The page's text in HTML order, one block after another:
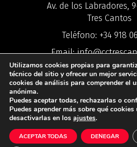
Av. de los Labradores,
Tres Cantos
Teléfono: +34 918
Email:
©2025
Comercial Ciudad Tres
Política de PrivacidadI
Utilizamos cookies propias para
técnico del sitio y ofrecer un mejor
cookies de análisis para comprender el
anónima.
Puedes aceptar todas, rechazarlas o
Puedes aprender más sobre qué
desactivarlas en los ajustes.
ACEPTAR TODAS DENEGAR